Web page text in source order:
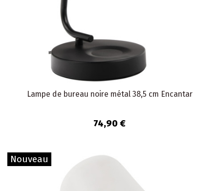
Lampe de bureau noire métal 38,5 cm Encantar
74,90 €
Nouveau